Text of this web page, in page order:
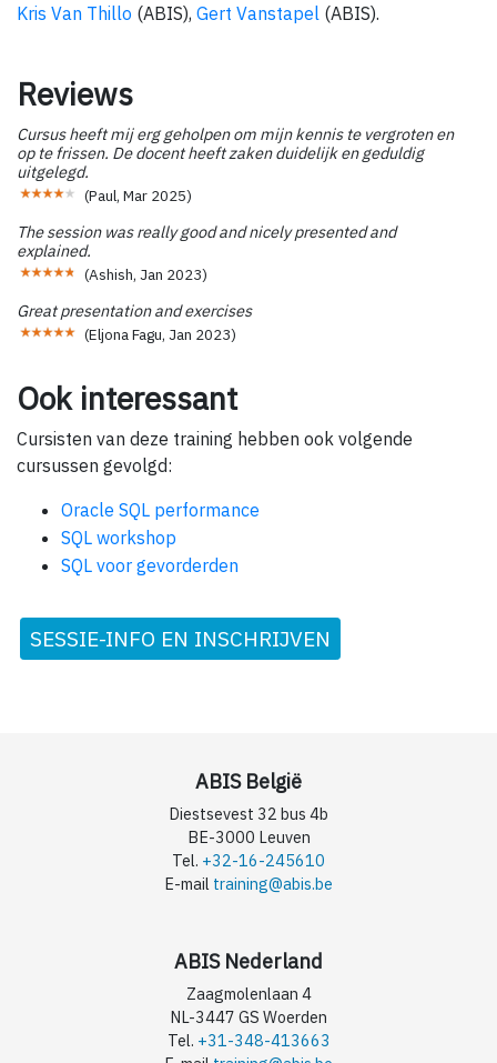
Kris Van Thillo (ABIS), Gert Vanstapel (ABIS).
Reviews
Cursus heeft mij erg geholpen om mijn kennis te vergroten en
op te frissen. De docent heeft zaken duidelijk en geduldig
uitgelegd.
(Paul, Mar 2025)
The session was really good and nicely presented and
explained.
(Ashish, Jan 2023)
Great presentation and exercises
(Eljona Fagu, Jan 2023)
Ook interessant
Cursisten van deze training hebben ook volgende
cursussen gevolgd:
Oracle SQL performance
SQL workshop
SQL voor gevorderden
SESSIE-INFO EN INSCHRIJVEN
ABIS België
Diestsevest 32 bus 4b
BE-3000 Leuven
Tel. +32-16-245610
E-mail training@abis.be
ABIS Nederland
Zaagmolenlaan 4
NL-3447 GS Woerden
Tel. +31-348-413663